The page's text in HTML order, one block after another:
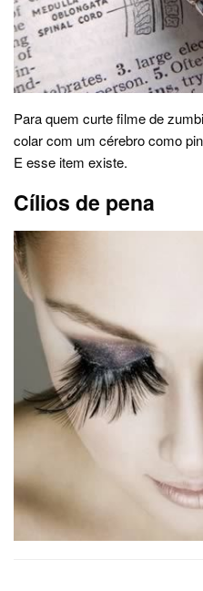
Para quem curte filme de
colar com um cérebro como
E esse item existe.
Cílios de pena